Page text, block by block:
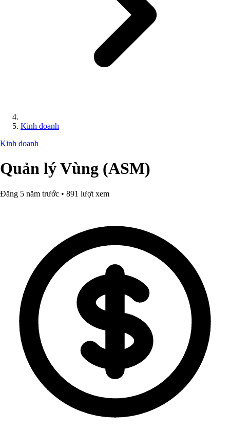
Kinh doanh
Kinh doanh
Quản lý Vùng (ASM)
Đăng 5 năm trước • 891 lượt xem